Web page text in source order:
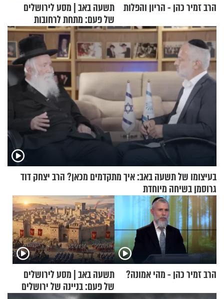
הרב זמיר כהן - הריון והפלות
תשעה באב | מסע לירושלים
של פעם: מתחת לרחובות
ירושלים
בעיצומו של תשעה באב: איך מתקדמים מכאן? הרב יצחק דוד
גרוסמן בשיחה מיוחדת
הרב זמיר כהן - מהי אמונה?
תשעה באב | מסע לירושלים
של פעם: בניינה של ירושלים